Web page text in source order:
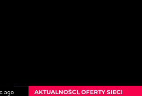
ago AKTUALNOŚCI,OFERTY SIECI